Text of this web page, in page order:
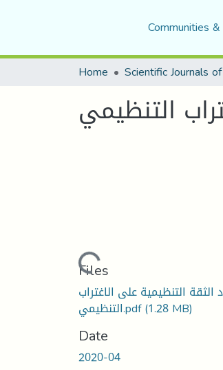
Communities
Home
التنظيمي
Loading...
Files
الثقة التنظيمية على الاغتراب
التنظيمي.pdf(1.28 MB)
Date
2020-04